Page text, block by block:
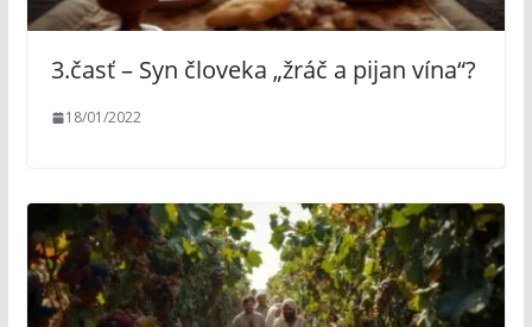
3.časť – Syn človeka „žráč a pijan vína“?
18/01/2022